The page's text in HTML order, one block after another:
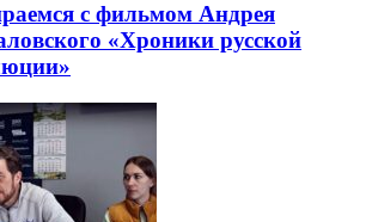
с фильмом Андрея
«Хроники русской